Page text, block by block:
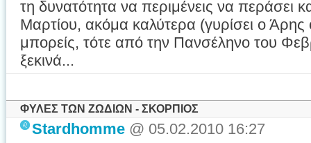
τη δυνατότητα να περιμένεις να περάσει
Μαρτίου, ακόμα καλύτερα (γυρίσει ο
μπορείς, τότε από την Πανσέληνο του
ξεκινά...
ΦΥΛΕΣ ΤΩΝ ΖΩΔΙΩΝ - ΣΚΟΡΠΙΟΣ
Stardhomme @ 05.02.2010 16:27